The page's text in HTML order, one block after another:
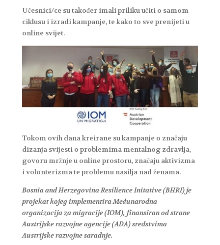
Učesnici/ce su također imali priliku učiti o samom
ciklusu i izradi kampanje, te kako to sve prenijeti u
online svijet.
Tokom ovih dana kreirane su kampanje o značaju
dizanja svijesti o problemima mentalnog zdravlja,
govoru mržnje u online prostoru, značaju aktivizma
i volonterizma te problemu nasilja nad ženama.
Bosnia and Herzegovina Resilience Initative (BHRI) je
projekat kojeg implementira Međunarodna
organizacija za migracije (IOM), finansiran od strane
Austrijske razvojne agencije (ADA) sredstvima
Austrijske razvojne saradnje.